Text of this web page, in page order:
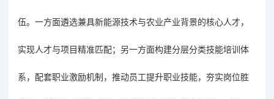
伍。一方面遴选兼具新能源技术与农业产业背景的核心人才，
实现人才与项目精准匹配；另一方面构建分层分类技能培训体
系，配套职业激励机制，推动员工提升职业技能，夯实岗位胜